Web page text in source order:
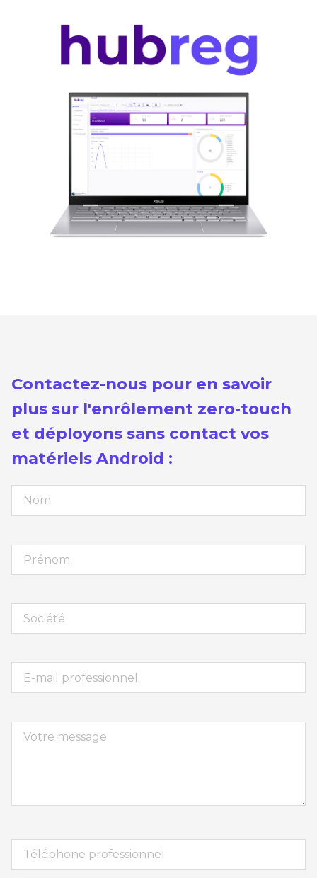
Contactez-nous pour en savoir
plus sur l'enrôlement zero-touch
et déployons sans contact vos
matériels Android :
Nom
Prénom
Société
Votre
Téléphone